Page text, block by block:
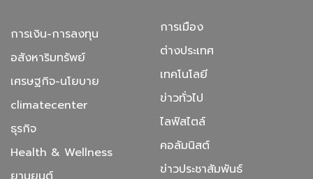
การเงิน-การลงทุน
อสังหาริมทรัพย์
เศรษฐกิจ-นโยบาย
climatecenter
ธุรกิจ
Health & Wellness
การเมือง
ต่างประเทศ
เทคโนโลยี
ข่าวทั่วไป
ไลฟ์สไตล์
คอลัมนิสต์
ข่าวประชาสัมพันธ์